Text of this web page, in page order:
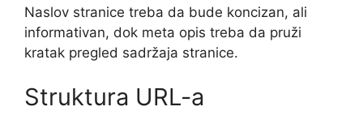
Naslov stranice treba da bude koncizan, ali
informativan, dok meta opis treba da pruži
kratak pregled sadržaja stranice.
Struktura URL-a